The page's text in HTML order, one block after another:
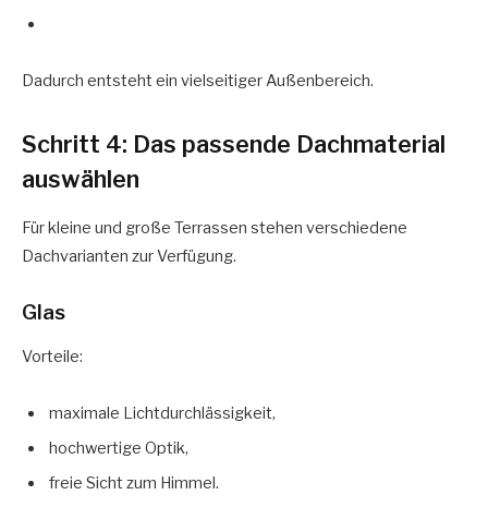
Dadurch entsteht ein vielseitiger Außenbereich.
Schritt 4: Das passende Dachmaterial
auswählen
Für kleine und große Terrassen stehen verschiedene
Dachvarianten zur Verfügung.
Glas
Vorteile:
maximale Lichtdurchlässigkeit,
hochwertige Optik,
freie Sicht zum Himmel.